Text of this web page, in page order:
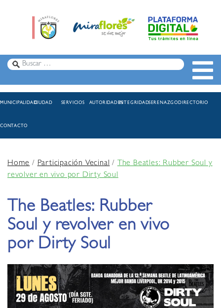
MUNICIPALIDADCIUDAD SERVICIOS AUTORIDADESINTEGRIDADSERENAZGODIRECTORIO
CONTACTO
Home/Participación Vecinal/The Beatles: Rubber Soul y
revolver en vivo por Dirty Soul
The Beatles: Rubber
Soul y revolver en vivo
por Dirty Soul